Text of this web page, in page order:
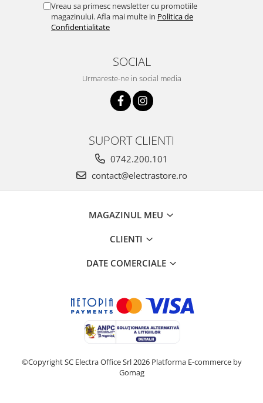
Vreau sa primesc newsletter cu promotiile
magazinului. Afla mai multe in Politica de
Confidentialitate
SOCIAL
Urmareste-ne in social media
SUPORT CLIENTI
0742.200.101
contact@electrastore.ro
MAGAZINUL MEU
CLIENTI
DATE COMERCIALE
©Copyright SC Electra Office Srl 2026 Platforma E-commerce by
Gomag